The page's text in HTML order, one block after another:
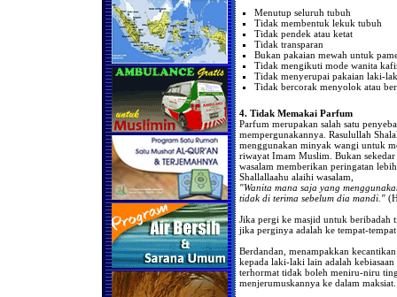
Menutup seluruh tubuh
Tidak membentuk lekuk tubuh
Tidak pendek atau ketat
Tidak transparan
Bukan pakaian mewah untuk
Tidak mengikuti mode wanita
Tidak menyerupai pakaian laki-
Tidak bercorak menyolok atau
4. Tidak Memakai Parfum
Parfum merupakan salah satu
mempergunakannya. Rasulullah
menggunakan minyak wangi untuk
riwayat Imam Muslim. Bukan
wasalam memberikan peringatan
Shallallaahu alaihi wasalam,
"Wanita mana saja yang
tidak di terima sebelum dia mandi."
Jika pergi ke masjid untuk beribadah
jika perginya adalah ke tempat-
Berdandan, menampakkan
kepada laki-laki lain adalah
terhormat tidak boleh meniru-niru
menjerumuskannya ke dalam maksiat.